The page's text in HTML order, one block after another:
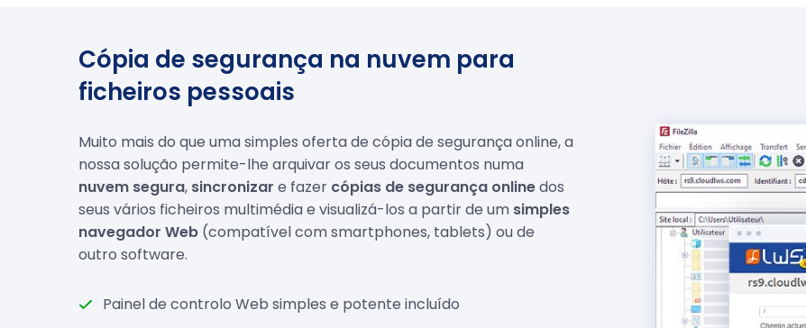
Cópia de segurança na nuvem para
ficheiros pessoais
Muito mais do que uma simples oferta de cópia de segurança online, a
nossa solução permite-lhe arquivar os seus documentos numa
nuvem segura, sincronizar e fazer cópias de segurança onlinedos
seus vários ficheiros multimédia e visualizá-los a partir de um simples
navegador Web (compatível com smartphones, tablets) ou de
outro software.
Painel de controlo Web simples e potente incluído